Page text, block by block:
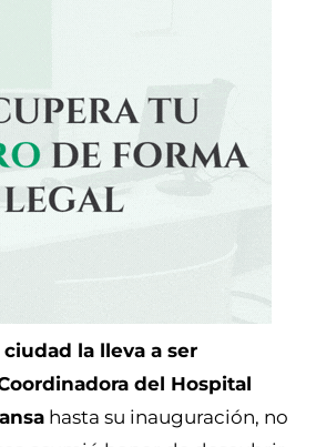
la lleva a ser
del Hospital
hasta su inauguración, no